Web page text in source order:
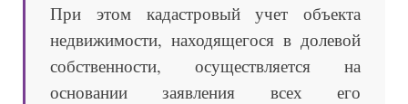
При этом кадастровый учет объекта
недвижимости, находящегося в долевой
собственности, осуществляется на
основании заявления всех его